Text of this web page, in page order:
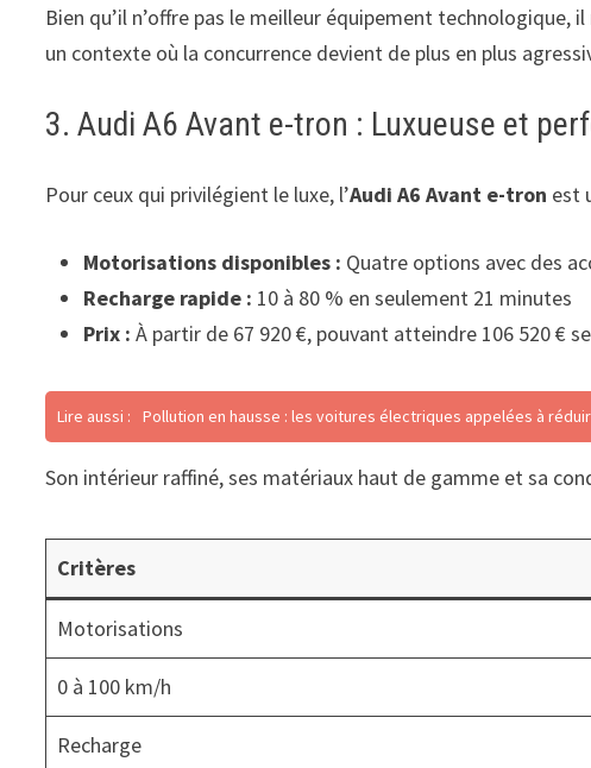
Bien qu’il n’offre pas le meilleur équipement
un contexte où la concurrence devient de plus en plus
3. Audi A6 Avant e-tron : Luxueuse et
Pour ceux qui privilégient le luxe, l’Audi A6 Avant e-tron est
Motorisations disponibles : Quatre options avec des
Recharge rapide : 10 à 80 % en seulement 21 minutes
Prix : À partir de 67 920 €, pouvant atteindre 106 520 €
Lire aussi : Pollution en hausse : les voitures électriques appelées à
Son intérieur raffiné, ses matériaux haut de gamme et sa
Critères
Motorisations
0 à 100 km/h
Recharge